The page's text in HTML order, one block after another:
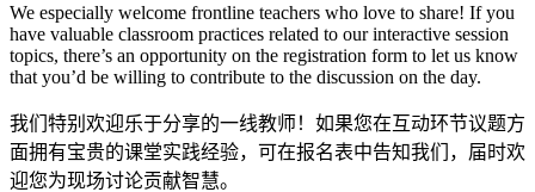
We especially welcome frontline teachers who love to share! If you
have valuable classroom practices related to our interactive session
topics, there’s an opportunity on the registration form to let us know
that you’d be willing to contribute to the discussion on the day.
我们特别欢迎乐于分享的一线教师！如果您在互动环节议题方
面拥有宝贵的课堂实践经验，可在报名表中告知我们，届时欢
迎您为现场讨论贡献智慧。